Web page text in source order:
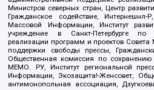
Министров северных стран, Центр
Гражданское содействие,
Массовой Информации, Институт
учреждение в Санкт-Петербурге по
реализации программ и проектов
поддержки свободы прессы,
Общественная комиссия по
МЕМО. РУ, Институт региональной
Информации, Экозащита!-Женсовет,
антимонопольная ассоциация,